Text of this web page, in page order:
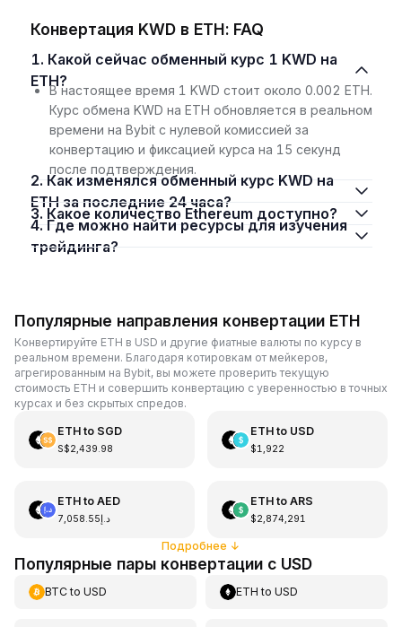
Конвертация KWD в ETH: FAQ
1. Какой сейчас обменный курс 1 KWD на
ETH?
В настоящее время 1 KWD стоит около 0.002 ETH.
Курс обмена KWD на ETH обновляется в реальном
времени на Bybit с нулевой комиссией за
конвертацию и фиксацией курса на 15 секунд
после подтверждения.
2. Как изменялся обменный курс KWD на
ETH за последние 24 часа?
3. Какое количество Ethereum доступно?
4. Где можно найти ресурсы для изучения
трейдинга?
Популярные направления конвертации ETH
Конвертируйте ETH в USD и другие фиатные валюты по курсу в
реальном времени. Благодаря котировкам от мейкеров,
агрегированным на Bybit, вы можете проверить текущую
стоимость ETH и совершить конвертацию с уверенностью в точных
курсах и без скрытых спредов.
ETHto SGD
S$2,439.98
ETHto USD
$1,922
ETHto AED
د.إ7,058.55
ETHto ARS
$2,874,291
Подробнее ↓
Популярные пары конвертации с USD
BTCto USD ETH toUSD